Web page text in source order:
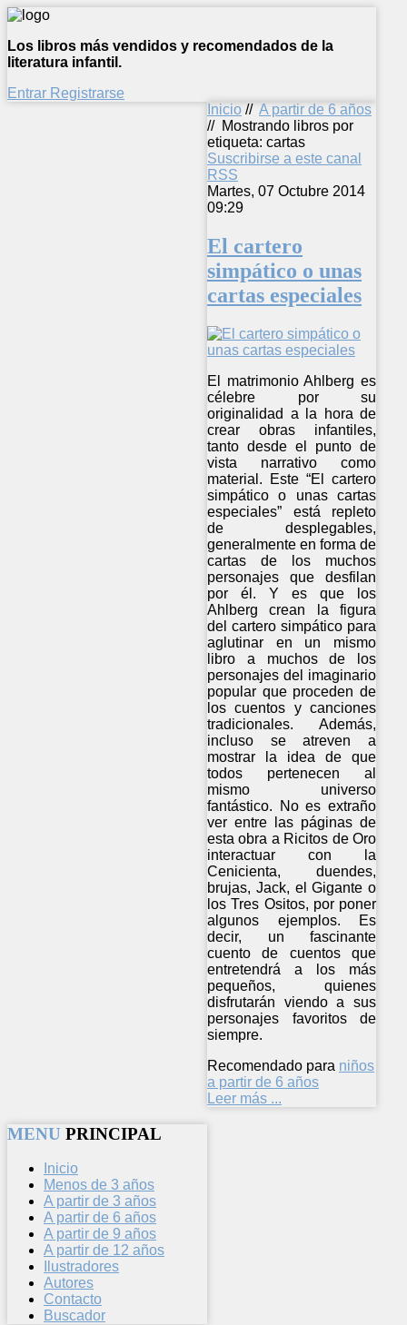
Los libros más vendidos y recomendados de la
literatura infantil.
Entrar Registrarse
Inicio // A partir de 6 años
// Mostrando libros por
etiqueta: cartas
Suscribirse a este canal
RSS
Martes, 07 Octubre 2014
09:29
El cartero
simpático o unas
cartas especiales
El matrimonio Ahlberg es
célebre por su
originalidad a la hora de
crear obras infantiles,
tanto desde el punto de
vista narrativo como
material. Este “El cartero
simpático o unas cartas
especiales” está repleto
de desplegables,
generalmente en forma de
cartas de los muchos
personajes que desfilan
por él. Y es que los
Ahlberg crean la figura
del cartero simpático para
aglutinar en un mismo
libro a muchos de los
personajes del imaginario
popular que proceden de
los cuentos y canciones
tradicionales. Además,
incluso se atreven a
mostrar la idea de que
todos pertenecen al
mismo universo
fantástico. No es extraño
ver entre las páginas de
esta obra a Ricitos de Oro
interactuar con la
Cenicienta, duendes,
brujas, Jack, el Gigante o
los Tres Ositos, por poner
algunos ejemplos. Es
decir, un fascinante
cuento de cuentos que
entretendrá a los más
pequeños, quienes
disfrutarán viendo a sus
personajes favoritos de
siempre.
Recomendado para niños
a partir de 6 años
Leer más ...
MENU PRINCIPAL
Inicio
Menos de 3 años
A partir de 3 años
A partir de 6 años
A partir de 9 años
A partir de 12 años
Ilustradores
Autores
Contacto
Buscador